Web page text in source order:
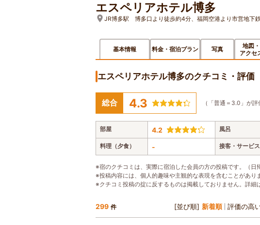
エスペリアホテル博多
JR博多駅 博多口より徒歩約4分、福岡空港より市営地下
基本情報 料金・宿泊プラン 写真
地図・
アクセ
エスペリアホテル博多のクチコミ・評価
総合 4.3 （「普通＝3.0」が評
部屋 4.2 風呂
料理（夕食） - 接客・サービス
※宿のクチコミは、実際に宿泊した会員の方の投稿です。（日
※投稿内容には、個人的趣味や主観的な表現を含むことがあり
※クチコミ投稿の掟に反するものは掲載しておりません。詳細
299 件 [並び順] 新着順 評価の高